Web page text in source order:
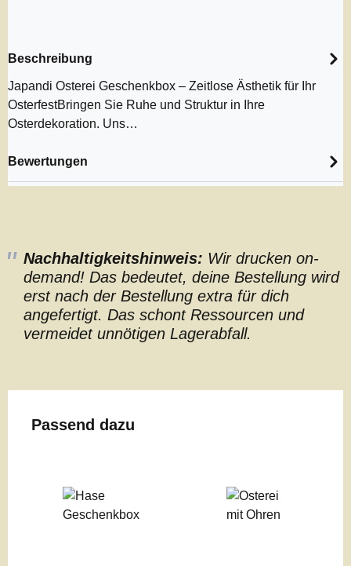
Beschreibung
Japandi Osterei Geschenkbox – Zeitlose Ästhetik für Ihr
OsterfestBringen Sie Ruhe und Struktur in Ihre
Osterdekoration. Uns…
Bewertungen
Nachhaltigkeitshinweis: Wir drucken on-
demand! Das bedeutet, deine Bestellung wird
erst nach der Bestellung extra für dich
angefertigt. Das schont Ressourcen und
vermeidet unnötigen Lagerabfall.
Produktgalerie überspringen
Passend dazu